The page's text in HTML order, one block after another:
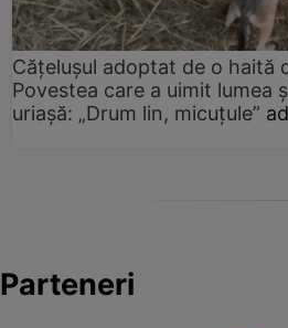
Cățelușul adoptat de o haită
Povestea care a uimit lumea
uriașă: „Drum lin, micuțule”
Parteneri